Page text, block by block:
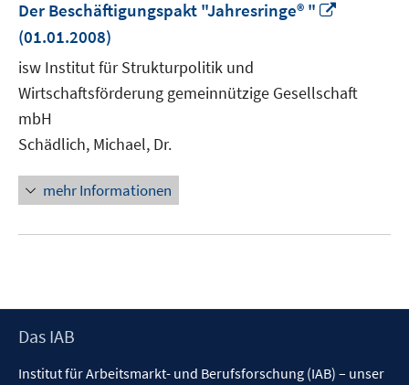
Der Beschäftigungspakt "Jahresringe® "
(01.01.2008)
isw Institut für Strukturpolitik und
Wirtschaftsförderung gemeinnützige Gesellschaft
mbH
Schädlich, Michael, Dr.
mehr Informationen
Footer
Das IAB
Institut für Arbeitsmarkt- und Berufsforschung (IAB) – unser